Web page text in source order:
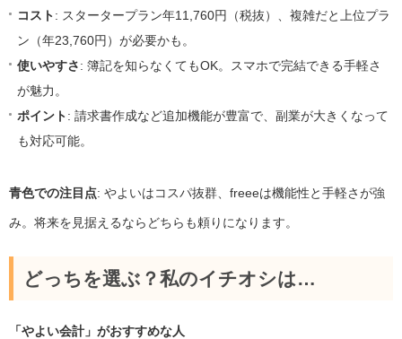
コスト: スタータープラン年11,760円（税抜）、複雑だと上位プラ
ン（年23,760円）が必要かも。
使いやすさ: 簿記を知らなくてもOK。スマホで完結できる手軽さ
が魅力。
ポイント: 請求書作成など追加機能が豊富で、副業が大きくなって
も対応可能。
青色での注目点: やよいはコスパ抜群、freeeは機能性と手軽さが強
み。将来を見据えるならどちらも頼りになります。
どっちを選ぶ？私のイチオシは…
「やよい会計」がおすすめな人